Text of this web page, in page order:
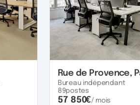
Rue de Provence,
Bureau indépendant
89postes
57 850€/ mois